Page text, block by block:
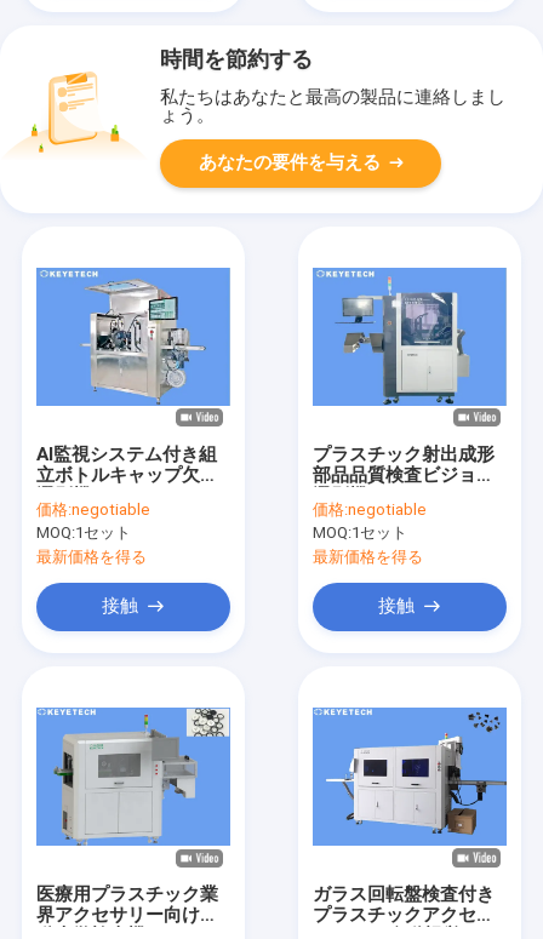
時間を節約する
私たちはあなたと最高の製品に連絡しまし
ょう。
あなたの要件を与える
AI監視システム付き組
立ボトルキャップ欠陥
価格:negotiable
MOQ:1セット
最新価格を得る
接触
プラスチック射出成形
部品品質検査ビジョン
価格:negotiable
MOQ:1セット
最新価格を得る
接触
医療用プラスチック業
界アクセサリー向け自
ガラス回転盤検査付き
プラスチックアクセサ